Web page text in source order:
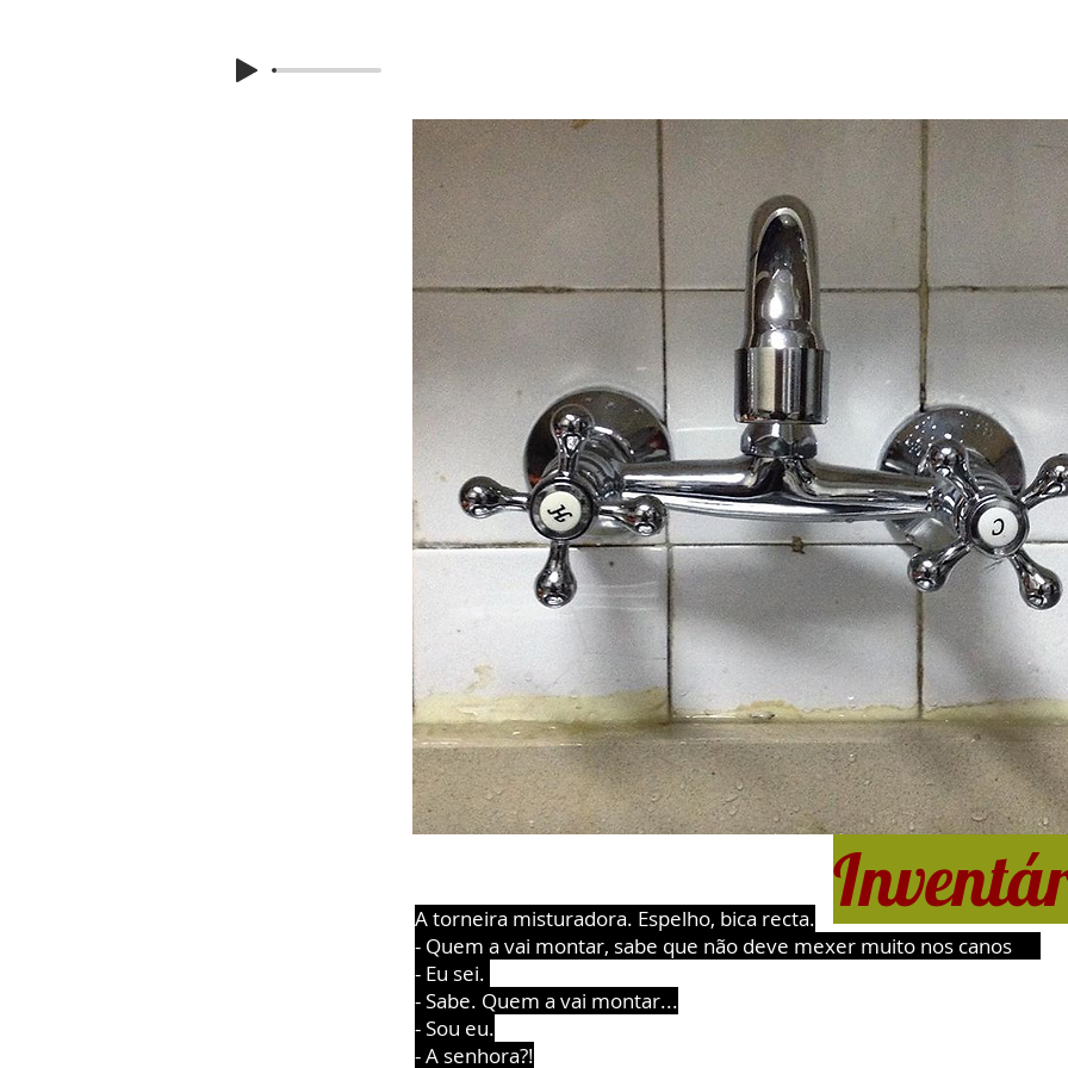
A torneira misturadora. Espelho, bica recta.
- Quem a vai montar, sabe que não deve mexer muito nos canos
- Eu sei.
- Sabe. Quem a vai montar...
- Sou eu.
- A senhora?!